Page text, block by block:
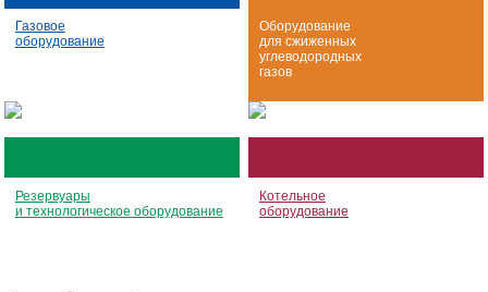
Газовое
оборудование
Оборудование
для сжиженных
углеводородных
газов
Резервуары
и технологическое оборудование
Котельное
оборудование